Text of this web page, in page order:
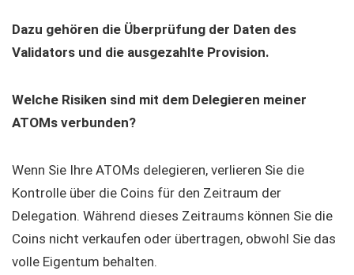
Dazu gehören die Überprüfung der Daten des
Validators und die ausgezahlte Provision.
Welche Risiken sind mit dem Delegieren meiner
ATOMs verbunden?
Wenn Sie Ihre ATOMs delegieren, verlieren Sie die
Kontrolle über die Coins für den Zeitraum der
Delegation. Während dieses Zeitraums können Sie die
Coins nicht verkaufen oder übertragen, obwohl Sie das
volle Eigentum behalten.